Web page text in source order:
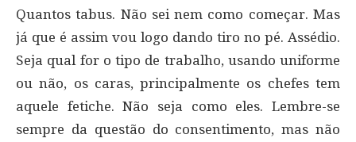
Quantos tabus. Não sei nem como começar. Mas
já que é assim vou logo dando tiro no pé. Assédio.
Seja qual for o tipo de trabalho, usando uniforme
ou não, os caras, principalmente os chefes tem
aquele fetiche. Não seja como eles. Lembre-se
sempre da questão do consentimento, mas não